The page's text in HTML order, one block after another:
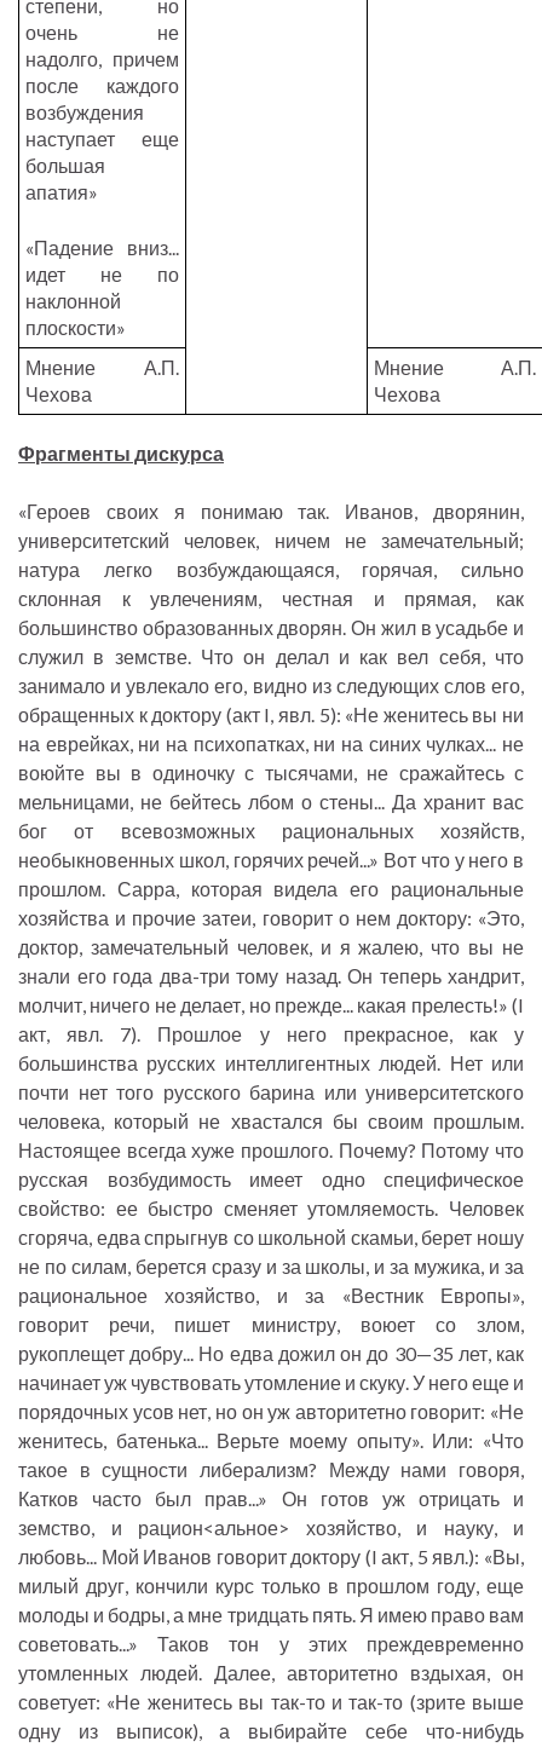
степени, но
очень не
надолго, причем
после каждого
возбуждения
наступает еще
большая
апатия»
«Падение вниз...
идет не по
наклонной
плоскости»
Мнение А.П.
Чехова
Мнение А.П.
Чехова
Фрагменты дискурса
«Героев своих я понимаю так. Иванов, дворянин,
университетский человек, ничем не замечательный;
натура легко возбуждающаяся, горячая, сильно
склонная к увлечениям, честная и прямая, как
большинство образованных дворян. Он жил в усадьбе и
служил в земстве. Что он делал и как вел себя, что
занимало и увлекало его, видно из следующих слов его,
обращенных к доктору (акт I, явл. 5): «Не женитесь вы ни
на еврейках, ни на психопатках, ни на синих чулках... не
воюйте вы в одиночку с тысячами, не сражайтесь с
мельницами, не бейтесь лбом о стены... Да хранит вас
бог от всевозможных рациональных хозяйств,
необыкновенных школ, горячих речей...» Вот что у него в
прошлом. Сарра, которая видела его рациональные
хозяйства и прочие затеи, говорит о нем доктору: «Это,
доктор, замечательный человек, и я жалею, что вы не
знали его года два-три тому назад. Он теперь хандрит,
молчит, ничего не делает, но прежде... какая прелесть!» (I
акт, явл. 7). Прошлое у него прекрасное, как у
большинства русских интеллигентных людей. Нет или
почти нет того русского барина или университетского
человека, который не хвастался бы своим прошлым.
Настоящее всегда хуже прошлого. Почему? Потому что
русская возбудимость имеет одно специфическое
свойство: ее быстро сменяет утомляемость. Человек
сгоряча, едва спрыгнув со школьной скамьи, берет ношу
не по силам, берется сразу и за школы, и за мужика, и за
рациональное хозяйство, и за «Вестник Европы»,
говорит речи, пишет министру, воюет со злом,
рукоплещет добру... Но едва дожил он до 30—35 лет, как
начинает уж чувствовать утомление и скуку. У него еще и
порядочных усов нет, но он уж авторитетно говорит: «Не
женитесь, батенька... Верьте моему опыту». Или: «Что
такое в сущности либерализм? Между нами говоря,
Катков часто был прав...» Он готов уж отрицать и
земство, и рацион<альное> хозяйство, и науку, и
любовь... Мой Иванов говорит доктору (I акт, 5 явл.): «Вы,
милый друг, кончили курс только в прошлом году, еще
молоды и бодры, а мне тридцать пять. Я имею право вам
советовать...» Таков тон у этих преждевременно
утомленных людей. Далее, авторитетно вздыхая, он
советует: «Не женитесь вы так-то и так-то (зрите выше
одну из выписок), а выбирайте себе что-нибудь